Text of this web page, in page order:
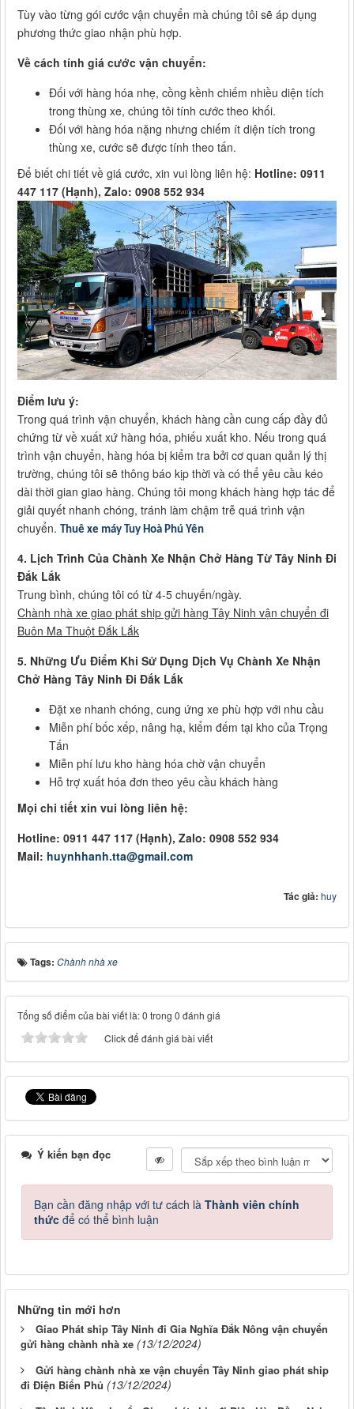
Tùy vào từng gói cước vận chuyển mà chúng tôi sẽ áp dụng
phương thức giao nhận phù hợp.
Về cách tính giá cước vận chuyển:
Đối với hàng hóa nhẹ, cồng kềnh chiếm nhiều diện tích
trong thùng xe, chúng tôi tính cước theo khối.
Đối với hàng hóa nặng nhưng chiếm ít diện tích trong
thùng xe, cước sẽ được tính theo tấn.
Để biết chi tiết về giá cước, xin vui lòng liên hệ: Hotline: 0911
447 117 (Hạnh), Zalo: 0908 552 934
Điểm lưu ý:
Trong quá trình vận chuyển, khách hàng cần cung cấp đầy đủ
chứng từ về xuất xứ hàng hóa, phiếu xuất kho. Nếu trong quá
trình vận chuyển, hàng hóa bị kiểm tra bởi cơ quan quản lý thị
trường, chúng tôi sẽ thông báo kịp thời và có thể yêu cầu kéo
dài thời gian giao hàng. Chúng tôi mong khách hàng hợp tác để
giải quyết nhanh chóng, tránh làm chậm trễ quá trình vận
chuyển. Thuê xe máy Tuy Hoà Phú Yên
4. Lịch Trình Của Chành Xe Nhận Chở Hàng Từ Tây Ninh Đi
Đắk Lắk
Trung bình, chúng tôi có từ 4-5 chuyến/ngày.
Chành nhà xe giao phát ship gửi hàng Tây Ninh vận chuyển đi
Buôn Ma Thuột Đắk Lắk
5. Những Ưu Điểm Khi Sử Dụng Dịch Vụ Chành Xe Nhận
Chở Hàng Tây Ninh Đi Đắk Lắk
Đặt xe nhanh chóng, cung ứng xe phù hợp với nhu cầu
Miễn phí bốc xếp, nâng hạ, kiểm đếm tại kho của Trọng
Tấn
Miễn phí lưu kho hàng hóa chờ vận chuyển
Hỗ trợ xuất hóa đơn theo yêu cầu khách hàng
Mọi chi tiết xin vui lòng liên hệ:
Hotline: 0911 447 117 (Hạnh), Zalo: 0908 552 934
Mail: huynhhanh.tta@gmail.com
Tác giả: huy
Tags: Chành nhà xe
Tổng số điểm của bài viết là: 0 trong 0 đánh giá
Click để đánh giá bài viết
Ý kiến bạn đọc
Bạn cần đăng nhập với tư cách là Thành viên chính
thức để có thể bình luận
Những tin mới hơn
Giao Phát ship Tây Ninh đi Gia Nghĩa Đắk Nông vận chuyển
gửi hàng chành nhà xe (13/12/2024)
Gửi hàng chành nhà xe vận chuyển Tây Ninh giao phát ship
đi Điện Biển Phủ (13/12/2024)